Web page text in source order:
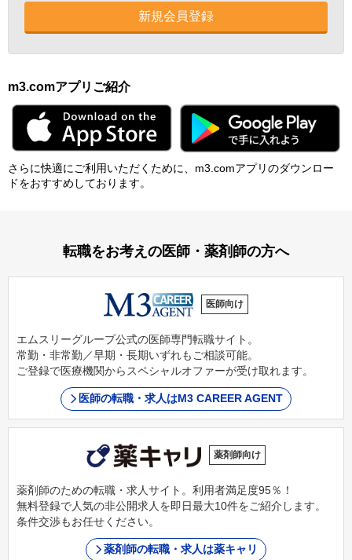
新規会員登録
m3.comアプリご紹介
さらに快適にご利⽤いただくために、m3.comアプリのダウンロー
ドをおすすめしております。
転職をお考えの医師・薬剤師の方へ
医師向け
エムスリーグループ公式の医師専門転職サイト。
常勤・非常勤／早期・長期いずれもご相談可能。
ご登録で医療機関からスペシャルオファーが受け取れます。
医師の転職・求人はM3 CAREER AGENT
薬剤師向け
薬剤師のための転職・求人サイト。利用者満足度95％！
無料登録で人気の非公開求人を即日最大10件をご紹介します。
条件交渉もお任せください。
薬剤師の転職・求人は薬キャリ